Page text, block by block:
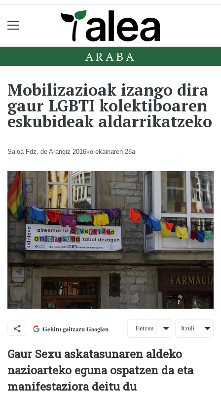
ARABA
Mobilizazioak izango dira
gaur LGBTI kolektiboaren
eskubideak aldarrikatzeko
Saioa Fdz. de Arangiz 2016ko ekainaren 28a
Gehitu gaitzazu Googlen Entzun Itzuli
Gaur Sexu askatasunaren aldeko
nazioarteko eguna ospatzen da eta
manifestaziora deitu du